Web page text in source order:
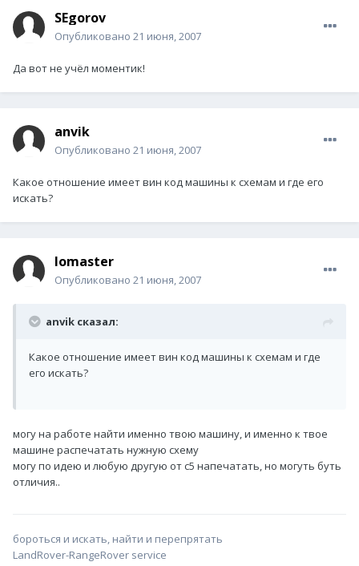
SEgorov
Опубликовано 21 июня, 2007
Да вот не учёл моментик!
anvik
Опубликовано 21 июня, 2007
Какое отношение имеет вин код машины к схемам и где его
искать?
lomaster
Опубликовано 21 июня, 2007
anvik сказал:
Какое отношение имеет вин код машины к схемам и где
его искать?
могу на работе найти именно твою машину, и именно к твое
машине распечатать нужную схему
могу по идею и любую другую от с5 напечатать, но могуть буть
отличия..
бороться и искать, найти и перепрятать
LandRover-RangeRover service